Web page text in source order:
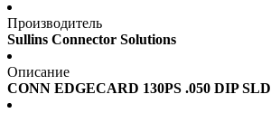
Производитель
Sullins Connector Solutions
Описание
CONN EDGECARD 130PS .050 DIP SLD